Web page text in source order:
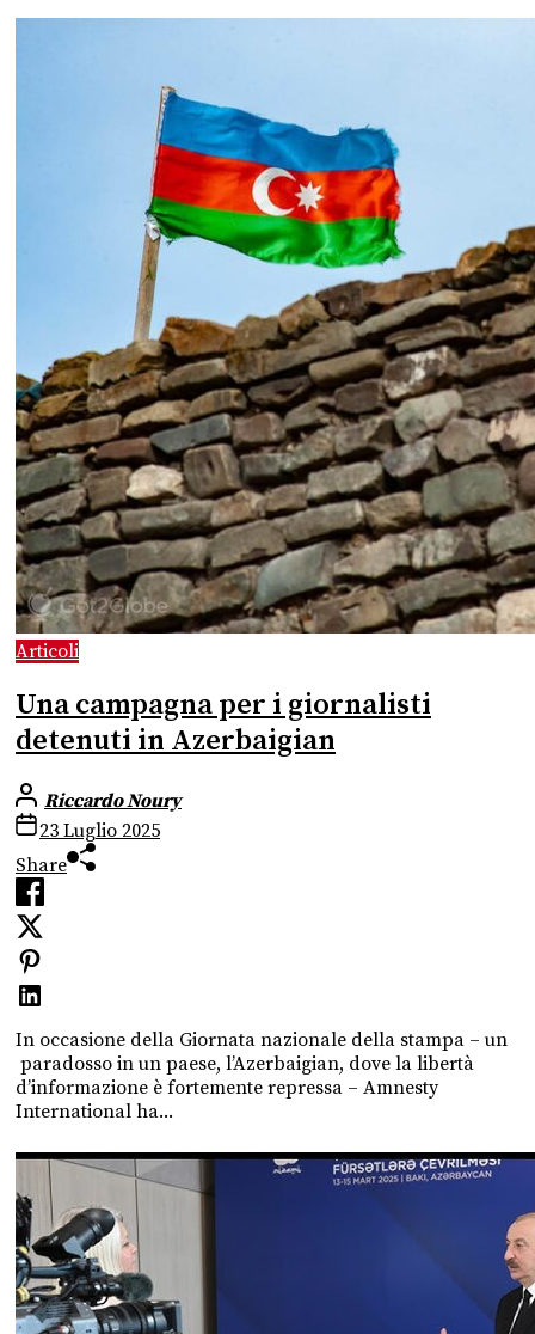
Articoli
Una campagna per i giornalisti
detenuti in Azerbaigian
Riccardo Noury
23 Luglio 2025
Share
In occasione della Giornata nazionale della stampa – un
paradosso in un paese, l’Azerbaigian, dove la libertà
d’informazione è fortemente repressa – Amnesty
International ha...